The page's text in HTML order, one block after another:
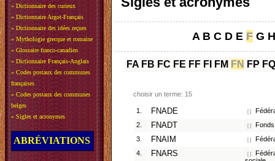
» Dictionnaire des curieux
» Dictionnaire Argot-Français
» Dictionnaire des idées reçues
» Mythologie grecque et romaine
» Glossaire franco-canadien
» Dictionnaire Français-Anglais
» Codes postaux des communes
françaises
» Codes postaux des communes
belges
» Sigles et acronymes
ABRÉVIATIONS
A B C D E F G H
FA FB FC FE FF FI FM FN FP FQ
choisir un terme: 15
1. FNADE [ ]
2.
FNADT [ ]
3.
FNAIM [ ]
4.
FNARS [ ]